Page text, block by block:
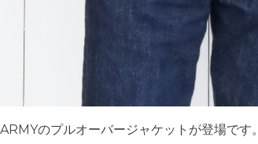
のプルオーバージャケットが登場です。